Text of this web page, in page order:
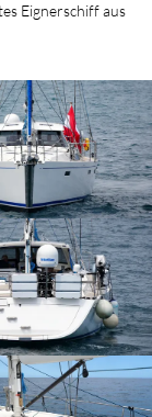
Eignerschiff aus